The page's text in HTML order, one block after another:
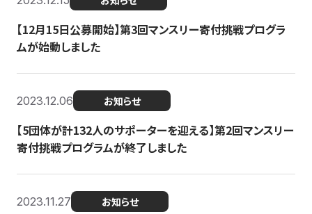
【12月15日公募開始】第3回マンスリー寄付挑戦プログラ
ムが始動しました
2023.12.06 お知らせ
【5団体が計132人のサポーターを迎える】第2回マンスリー
寄付挑戦プログラムが終了しました
2023.11.27 お知らせ